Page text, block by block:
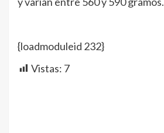
{loadmoduleid 232}
Vistas: 7